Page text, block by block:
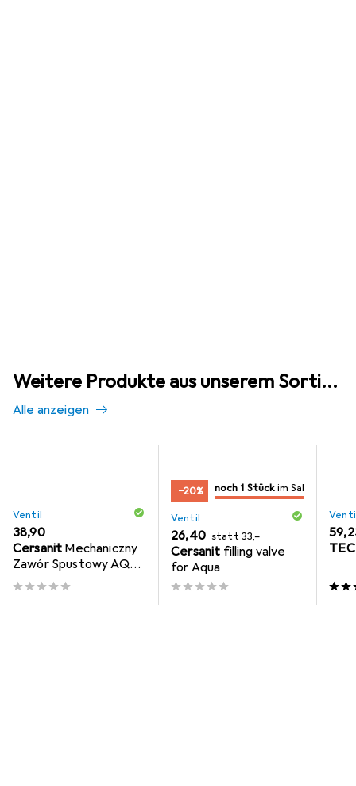
Weitere Produkte aus unserem Sortiment
Alle anzeigen
Ventil
EUR
38,90
Cersanit Mechaniczny
Zawór Spustowy AQUA
SYSTEM 50
−20% noch 1 Stück im Sale
Ventil
EUR
26,40 statt EUR
33,–
Cersanit filling valve
for Aqua
EUR